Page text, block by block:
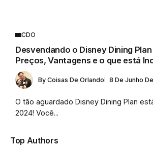
Top Authors
CDO
Desvendando o Disney Dining
Preços, Vantagens e o que está
By Coisas De Orlando 8 De Junho
O tão aguardado Disney Dining Plan
2024! Você...